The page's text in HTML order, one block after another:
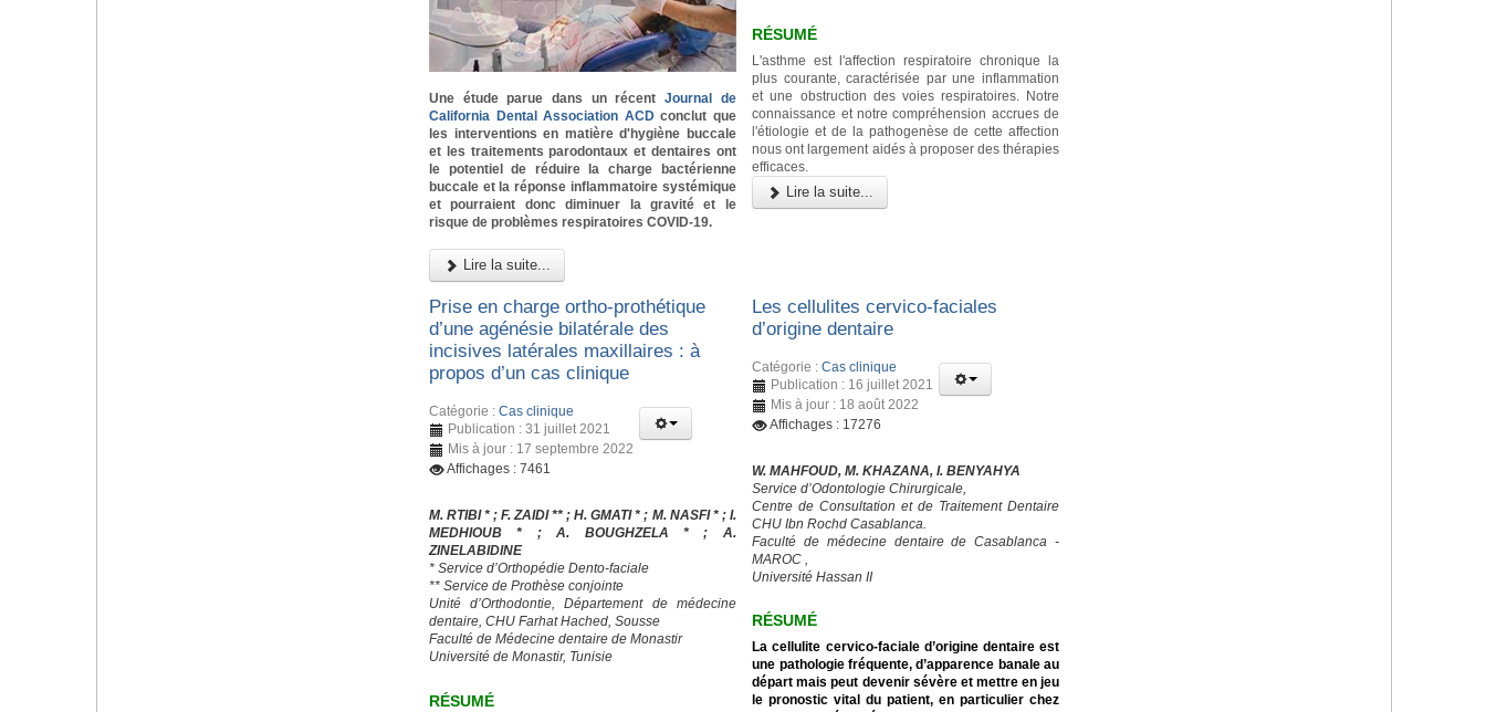
Une étude parue dans un récentJournal de
California Dental Association ACDconclut que
les interventions en matière d'hygiène buccale
et les traitements parodontaux et dentaires ont
le potentiel de réduire la charge bactérienne
buccale et la réponse inflammatoire systémique
et pourraient donc diminuer la gravité et le
risque de problèmes respiratoires COVID-19.
Lire la suite...
RÉSUMÉ
L'asthme est l'affection respiratoire chronique la
plus courante, caractérisée par une inflammation
et une obstruction des voies respiratoires. Notre
connaissance et notre compréhension accrues de
l'étiologie et de la pathogenèse de cette affection
nous ont largement aidés à proposer des thérapies
efficaces.
Lire la suite...
Prise en charge ortho-prothétique
d’une agénésie bilatérale des
incisives latérales maxillaires : à
propos d’un cas clinique
Catégorie : Cas clinique
Publication : 31 juillet 2021
Mis à jour : 17 septembre 2022
Affichages : 7461
M. RTIBI * ; F. ZAIDI ** ; H. GMATI * ; M. NASFI * ; I.
MEDHIOUB * ; A. BOUGHZELA * ; A.
ZINELABIDINE
* Service d’Orthopédie Dento-faciale
** Service de Prothèse conjointe
Unité d’Orthodontie, Département de médecine
dentaire, CHU Farhat Hached, Sousse
Faculté de Médecine dentaire de Monastir
Université de Monastir, Tunisie
RÉSUMÉ
Les cellulites cervico-faciales
d’origine dentaire
Catégorie :Cas clinique
Publication : 16 juillet 2021
Mis à jour : 18 août 2022
Affichages : 17276
W. MAHFOUD, M. KHAZANA, I. BENYAHYA
Service d’Odontologie Chirurgicale,
Centre de Consultation et de Traitement Dentaire
CHU Ibn Rochd Casablanca.
Faculté de médecine dentaire de Casablanca -
MAROC ,
Université Hassan II
RÉSUMÉ
La cellulite cervico-faciale d’origine dentaire est
une pathologie fréquente, d’apparence banale au
départ mais peut devenir sévère et mettre en jeu
le pronostic vital du patient, en particulier chez